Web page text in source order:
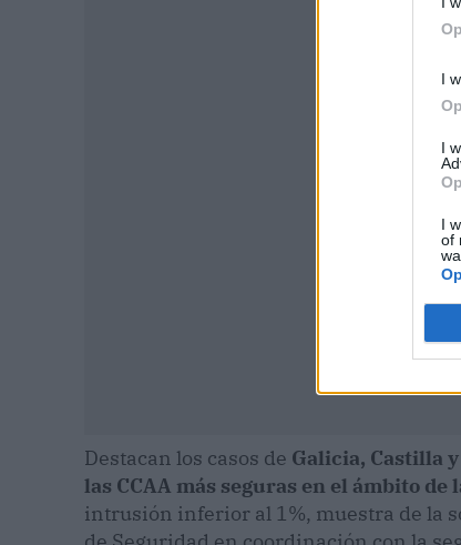
I
I
I
of
Destacan los casos de Galicia, Castilla
las CCAA más seguras en el ámbito
intrusión inferior al 1%, muestra de la